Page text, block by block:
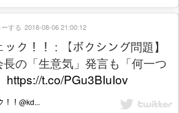
ク！！ : 【ボクシング問題】
の「生意気」発言も「何一つ
https://t.co/PGu3BIuIov
！！@kd...
する 2018-08-06 21:00:12